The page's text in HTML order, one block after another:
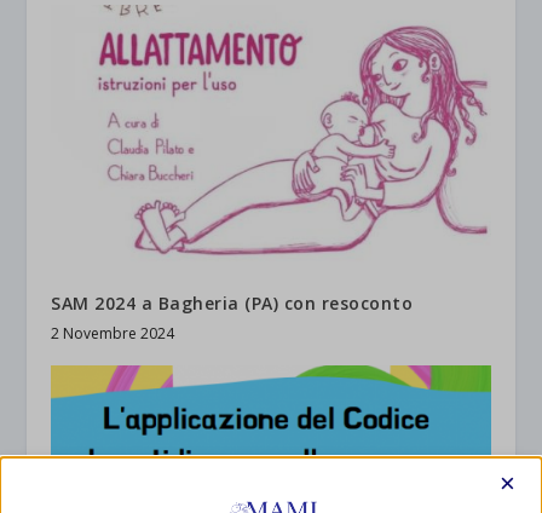
SAM 2024 a Bagheria (PA) con resoconto
2 Novembre 2024
×